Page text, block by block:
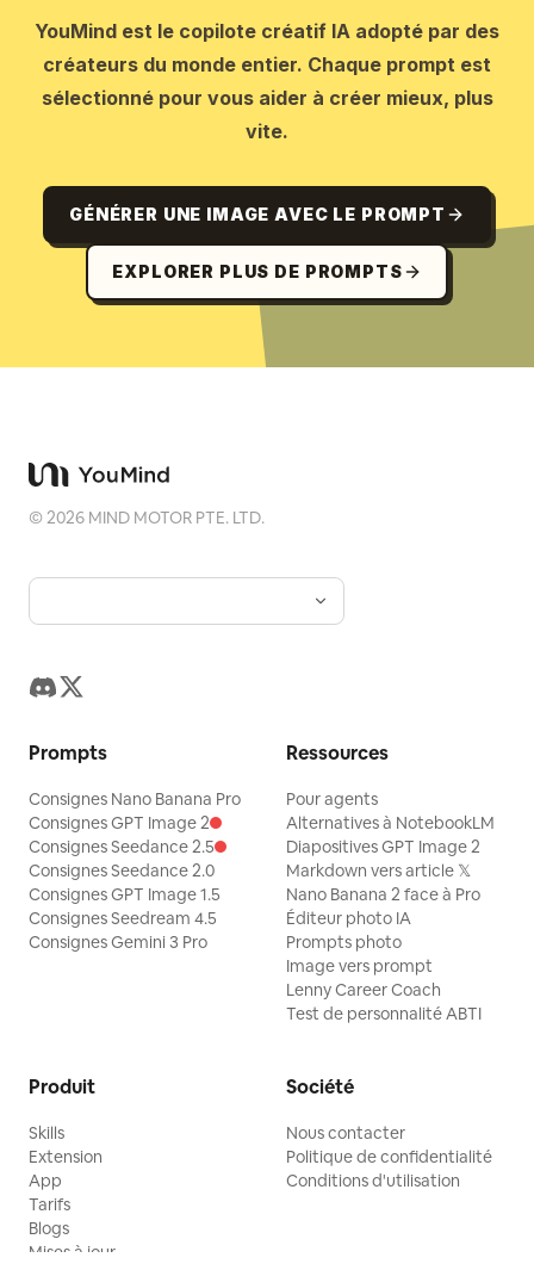
YouMind est le copilote créatif IA adopté par des
créateurs du monde entier. Chaque prompt est
sélectionné pour vous aider à créer mieux, plus
vite.
GÉNÉRER UNE IMAGE AVEC LE PROMPT
EXPLORER PLUS DE PROMPTS
©2026 MIND MOTOR PTE. LTD.
Prompts
Consignes Nano Banana Pro
Consignes GPT Image 2
Consignes Seedance 2.5
Consignes Seedance 2.0
Consignes GPT Image 1.5
Consignes Seedream 4.5
Consignes Gemini 3 Pro
Ressources
Pour agents
Alternatives à NotebookLM
Diapositives GPT Image 2
Markdown vers article 𝕏
Nano Banana 2 face à Pro
Éditeur photo IA
Prompts photo
Image vers prompt
Lenny Career Coach
Test de personnalité ABTI
Produit
Skills
Extension
App
Tarifs
Blogs
Mises à jour
Société
Nous contacter
Politique de confidentialité
Conditions d'utilisation